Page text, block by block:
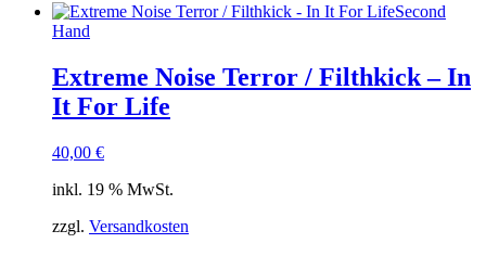
Second
Hand
Extreme Noise Terror / Filthkick – In
It For Life
40,00 €
inkl. 19 % MwSt.
zzgl. Versandkosten